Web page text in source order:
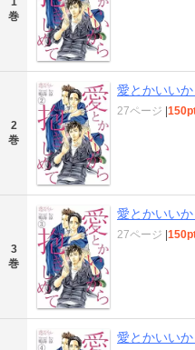
巻
2
巻
愛とかいい
27ページ |
3
巻
愛とかいい
27ページ |
愛とかいい